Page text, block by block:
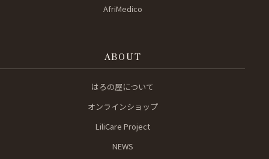
AfriMedico
ABOUT
はろの屋について
オンラインショップ
LiliCare Project
NEWS